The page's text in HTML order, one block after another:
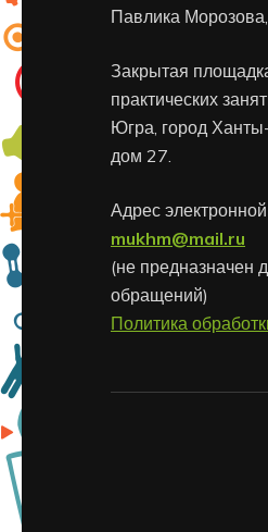
Павлика
Закрытая
практических
Югра, город
дом 27.
Адрес
mukhm@mail.ru
(не предназначен
обращений)
Политика